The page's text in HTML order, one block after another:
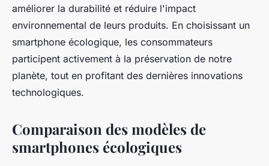
améliorer la durabilité et réduire l'impact
environnemental de leurs produits. En choisissant un
smartphone écologique, les consommateurs
participent activement à la préservation de notre
planète, tout en profitant des dernières innovations
technologiques.
Comparaison des modèles de
smartphones écologiques